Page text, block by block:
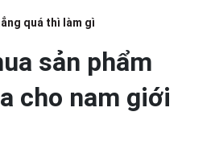
quá thì làm gì
sản phẩm
cho nam giới